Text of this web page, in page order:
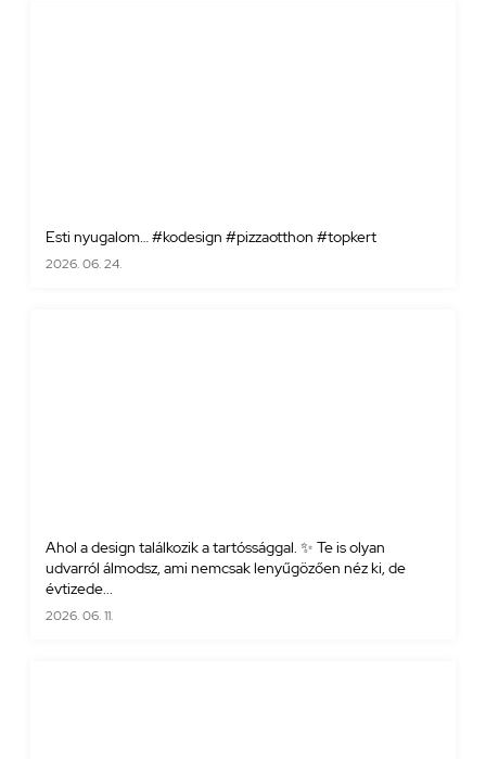
Esti nyugalom… #kodesign #pizzaotthon #topkert
2026. 06. 24.
Ahol a design találkozik a tartóssággal. ✨ Te is olyan
udvarról álmodsz, ami nemcsak lenyűgözően néz ki, de
évtizede...
2026. 06. 11.